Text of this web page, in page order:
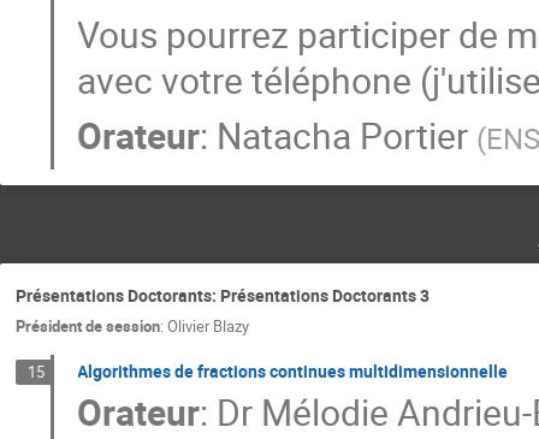
Vous pourrez participer de
avec votre téléphone
Orateur: Natacha Portier (
Présentations Doctorants: Présentations Doctorants 3
Président de session: Olivier Blazy
15 Algorithmes de fractions continues multidimensionnelle
Orateur: Dr Mélodie